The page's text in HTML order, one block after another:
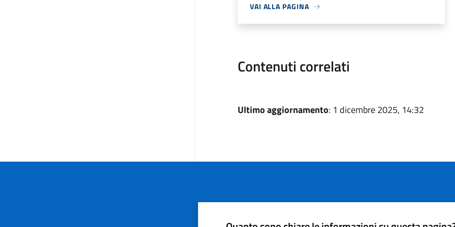
VAI ALLA PAGINA
Contenuti correlati
Ultimo aggiornamento: 1 dicembre 2025, 14:32